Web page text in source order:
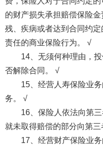
的财产损失承担赔偿保险
残、疾病或者达到合同约
责任的商业保险行为。 √
14、无须何种理由，
否解除合同。 √
15、经营人寿保险业
务。 √
16、保险人依法向第
就未取得赔偿的部分向第
17、经营财产保险业